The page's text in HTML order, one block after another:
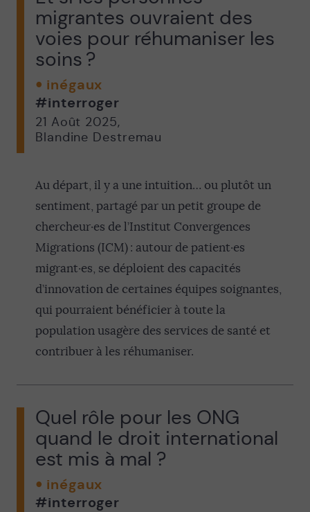
migrantes ouvraient des
voies pour réhumaniser les
soins ?
inégaux
#interroger
21 Août 2025,
Blandine Destremau
Au départ, il y a une intuition… ou plutôt un
sentiment, partagé par un petit groupe de
chercheur·es de l’Institut Convergences
Migrations (ICM) : autour de patient·es
migrant·es, se déploient des capacités
d’innovation de certaines équipes soignantes,
qui pourraient bénéficier à toute la
population usagère des services de santé et
contribuer à les réhumaniser.
Quel rôle pour les ONG
quand le droit international
est mis à mal ?
inégaux
#interroger